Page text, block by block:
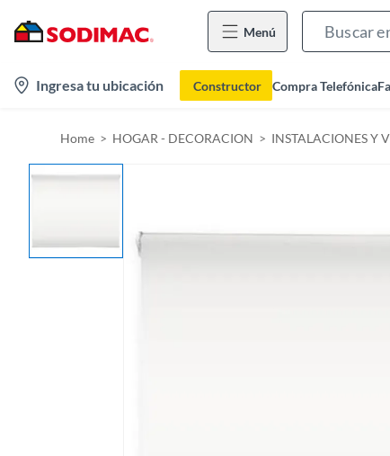
Menú
Ingresa tu ubicación Constructor Compra Telefónica
Home HOGAR - DECORACION INSTALACIONES Y